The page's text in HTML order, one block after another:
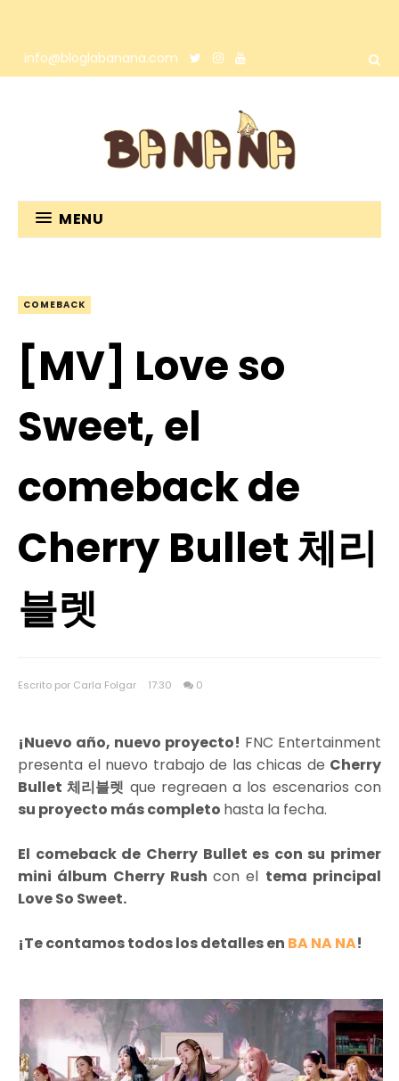
info@bloglabanana.com
MENU
COMEBACK
[MV] Love so
Sweet, el
comeback de
Cherry Bullet 체리
블렛
Escrito por Carla Folgar 17:30 0
¡Nuevo año, nuevo proyecto! FNC Entertainment
presenta el nuevo trabajo de las chicas de Cherry
Bullet 체리블렛 que regreaen a los escenarios con
su proyecto más completo hasta la fecha.
El comeback de Cherry Bullet es con su primer
mini álbum Cherry Rushcon el tema principal
Love So Sweet.
¡Te contamos todos los detalles en BA NA NA!